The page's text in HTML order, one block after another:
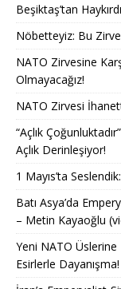
Beşiktaş’tan
Nöbetteyiz: Bu
NATO Zirvesine
Olmayacağız!
NATO Zirvesi
“Açlık
Açlık Derinleşiyor!
1 Mayıs’ta
Batı Asya’da
– Metin Kayaoğlu
Yeni NATO
Esirlerle Dayanışma!